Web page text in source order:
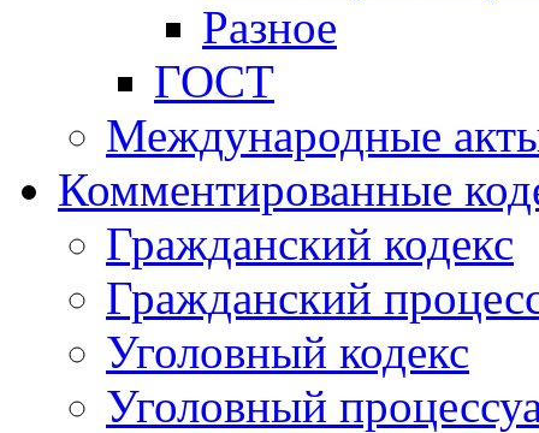
Разное
ГОСТ
Международные
Комментированные
Гражданский кодекс
Гражданский
Уголовный кодекс
Уголовный